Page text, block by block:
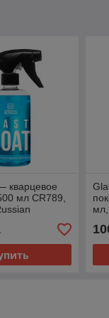
кварцевое
мл CR789,